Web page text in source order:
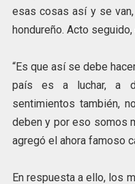
esas cosas así y se
hondureño. Acto
“Es que así se debe
país es a luchar, a
sentimientos también,
deben y por eso somos
agregó el ahora famoso
En respuesta a ello, los